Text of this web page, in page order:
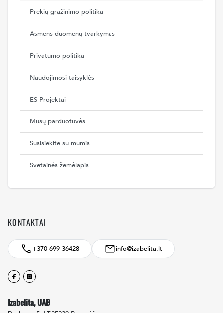
Prekių grąžinimo politika
Asmens duomenų tvarkymas
Privatumo politika
Naudojimosi taisyklės
ES Projektai
Mūsų parduotuvės
Susisiekite su mumis
Svetainės žemėlapis
KONTAKTAI
+370 699 36428 info@izabelita.lt
FacebookInstagram
Izabelita, UAB